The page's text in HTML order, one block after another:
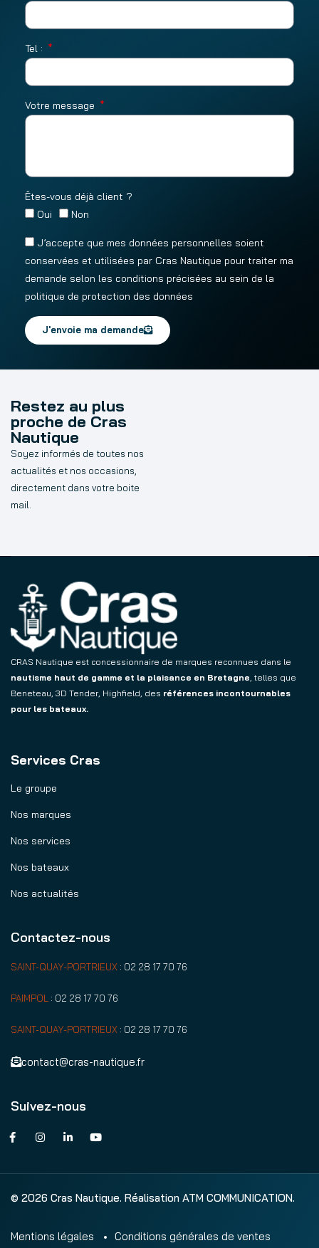
Tel :
Votre message
Êtes-vous déjà client ?
Oui
Non
J’accepte que mes données personnelles soient
conservées et utilisées par Cras Nautique pour traiter ma
demande selon les conditions précisées au sein de la
politique de protection des données
J'envoie ma demande
Restez au plus
proche de Cras
Nautique
Soyez informés de toutes nos
actualités et nos occasions,
directement dans votre boite
mail.
CRAS Nautique est concessionnaire de marques reconnues dans le
nautisme haut de gamme et la plaisance en Bretagne, telles que
Beneteau, 3D Tender, Highfield, des références incontournables
pour les bateaux.
Services Cras
Le groupe
Nos marques
Nos services
Nos bateaux
Nos actualités
Contactez-nous
SAINT-QUAY-PORTRIEUX : 02 28 17 70 76
PAIMPOL : 02 28 17 70 76
SAINT-QUAY-PORTRIEUX : 02 28 17 70 76
contact@cras-nautique.fr
Suivez-nous
© 2026 Cras Nautique. Réalisation ATM COMMUNICATION.
Mentions légales Conditions générales de ventes